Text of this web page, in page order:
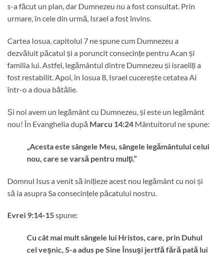
s-a făcut un plan, dar Dumnezeu nu a fost consultat. Prin
urmare, în cele din urmă, Israel a fost învins.
Cartea Iosua, capitolul 7 ne spune cum Dumnezeu a
dezvăluit păcatul și a poruncit consecințe pentru Acan și
familia lui. Astfel, legământul dintre Dumnezeu și israeliți a
fost restabilit. Apoi, în Iosua 8, Israel cucerește cetatea Ai
într-o a doua bătălie.
Și noi avem un legământ cu Dumnezeu, și este un legământ
nou! În Evanghelia după Marcu 14:24 Mântuitorul ne spune:
„Acesta este sângele Meu, sângele legământului celui
nou, care se varsă pentru mulţi.”
Domnul Isus a venit să inițieze acest nou legământ cu noi și
să ia asupra Sa consecințele păcatului nostru.
Evrei 9:14-15spune:
Cu cât mai mult sângele lui Hristos, care, prin Duhul
cel veşnic, S-a adus pe Sine Însuşi jertfă fără pată lui